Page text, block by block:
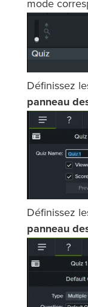
mode
Définissez
panneau
Définissez
panneau